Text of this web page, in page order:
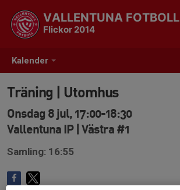
Kalender
VALLENTUNA FOTBOLL
Flickor 2014
Träning | Utomhus
Onsdag 8 jul, 17:00-18:30
Vallentuna IP | Västra #1
Samling: 16:55